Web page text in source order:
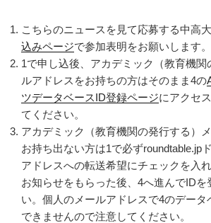
こちらのニュースを見て応募する中高
込みページで参加表明をお願いします。
1で申し込後、アカデミック（教育機関
ルアドレスをお持ちの方はそのまま4の
ツデータベースID登録ページにアクセ
てください。
アカデミック（教育機関の発行する）
お持ち出ない方は1で必ずroundtable.jp
アドレスへの転送希望にチェックを入
お知らせをもらった後、4へ進んでIDを
い。個人のメールアドレスで4のデータ
できませんので注意してください。